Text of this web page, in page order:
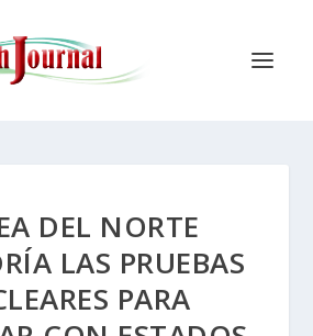
DEL NORTE
LAS PRUEBAS
PARA